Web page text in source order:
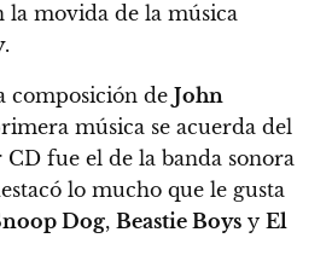
la movida de la música
.
composición de John
música se acuerda del
fue el de la banda sonora
lo mucho que le gusta
Dog, Beastie Boys y El